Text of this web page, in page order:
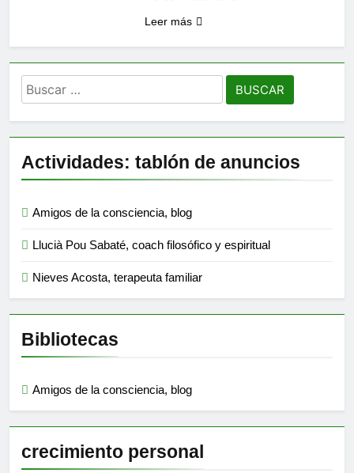
Leer más
Buscar:
Actividades: tablón de anuncios
Amigos de la consciencia, blog
Llucià Pou Sabaté, coach filosófico y espiritual
Nieves Acosta, terapeuta familiar
Bibliotecas
Amigos de la consciencia, blog
crecimiento personal